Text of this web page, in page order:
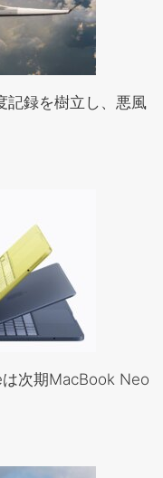
記録を樹立し、悪風
次期MacBook Neo